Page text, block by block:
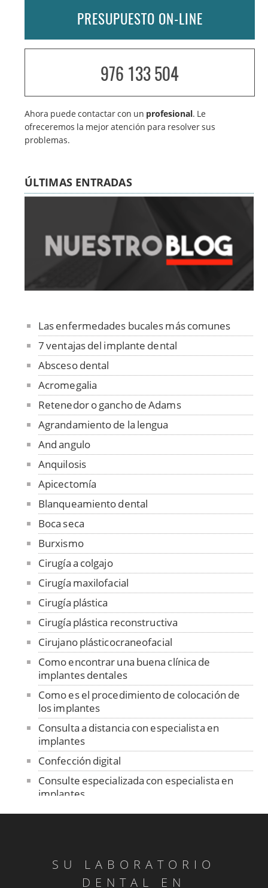
PRESUPUESTO ON-LINE
976 133 504
Ahora puede contactar con un profesional. Le
ofreceremos la mejor atención para resolver sus
problemas.
ÚLTIMAS ENTRADAS
Las enfermedades bucales más comunes
7 ventajas del implante dental
Absceso dental
Acromegalia
Retenedor o gancho de Adams
Agrandamiento de la lengua
And angulo
Anquilosis
Apicectomía
Blanqueamiento dental
Boca seca
Burxismo
Cirugía a colgajo
Cirugía maxilofacial
Cirugía plástica
Cirugía plástica reconstructiva
Cirujano plásticocraneofacial
Como encontrar una buena clínica de
implantes dentales
Como es el procedimiento de colocación de
los implantes
Consulta a distancia con especialista en
implantes
Confección digital
Consulte especializada con especialista en
implantes
Contención
Dentadura sobre implantes
SU LABORATORIO
DENTAL EN